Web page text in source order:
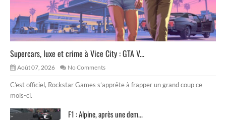
Supercars, luxe et crime à Vice City : GTA V...
Août 07, 2026 No Comments
C’est officiel, Rockstar Games s’apprête à frapper un grand coup ce
mois-ci.
F1 : Alpine, après une dem...